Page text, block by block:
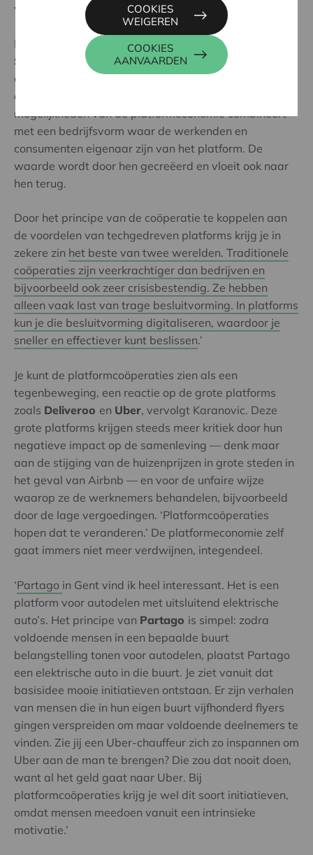
voor werknemers, consumenten en de samenleving.
Karanovic, universitair docent aan de
Rotterdam
School of Management, maakte van deze
coöperaties haar specialisme: ‘Het is een supermooi
onderwerp omdat het de technologische
mogelijkheden van de platformeconomie combineert
met een bedrijfsvorm waar de werkenden en
consumenten eigenaar zijn van het platform. De
waarde wordt door hen gecreëerd en vloeit ook naar
hen terug.
Door het principe van de coöperatie te koppelen aan
de voordelen van techgedreven platforms krijg je in
zekere zin het beste van twee werelden. Traditionele
coöperaties zijn veerkrachtiger dan bedrijven en
bijvoorbeeld ook zeer crisisbestendig. Ze hebben
alleen vaak last van trage besluitvorming. In platforms
kun je die besluitvorming digitaliseren, waardoor je
sneller en effectiever kunt beslissen.’
Je kunt de platformcoöperaties zien als een
tegenbeweging, een reactie op de grote platforms
zoals Deliveroo en Uber, vervolgt Karanovic. Deze
grote platforms krijgen steeds meer kritiek door hun
negatieve impact op de samenleving — denk maar
aan de stijging van de huizenprijzen in grote steden in
het geval van Airbnb — en voor de unfaire wijze
waarop ze de werknemers behandelen, bijvoorbeeld
door de lage vergoedingen. ‘Platformcoöperaties
hopen dat te veranderen.’ De platformeconomie zelf
gaat immers niet meer verdwijnen, integendeel.
‘Partago in Gent vind ik heel interessant. Het is een
platform voor autodelen met uitsluitend elektrische
auto’s. Het principe van Partago is simpel: zodra
voldoende mensen in een bepaalde buurt
belangstelling tonen voor autodelen, plaatst Partago
een elektrische auto in die buurt. Je ziet vanuit dat
basisidee mooie initiatieven ontstaan. Er zijn verhalen
van mensen die in hun eigen buurt vijfhonderd flyers
gingen verspreiden om maar voldoende deelnemers te
vinden. Zie jij een Uber-chauffeur zich zo inspannen om
Uber aan de man te brengen? Die zou dat nooit doen,
want al het geld gaat naar Uber. Bij
platformcoöperaties krijg je wel dit soort initiatieven,
omdat mensen meedoen vanuit een intrinsieke
motivatie.’
COOKIES
AANVAARDEN
COOKIES
WEIGEREN